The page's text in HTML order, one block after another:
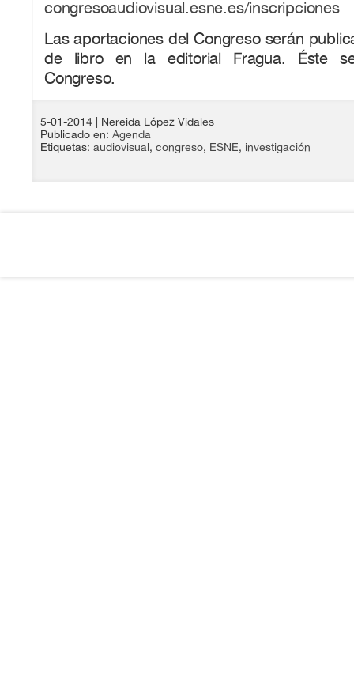
congresoaudiovisual.esne.es/inscripciones
Las aportaciones del Congreso serán
de libro en la editorial Fragua. Éste
Congreso.
5-01-2014
| Nereida López Vidales
Publicado en: Agenda
Etiquetas: audiovisual, congreso, ESNE, investigación